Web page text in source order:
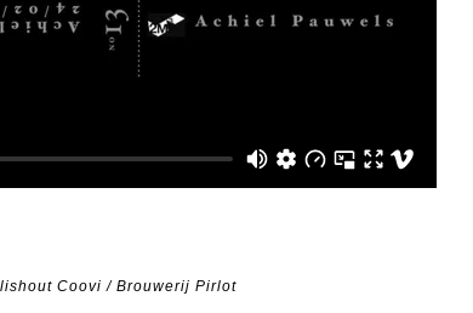
Coovi / Brouwerij Pirlot